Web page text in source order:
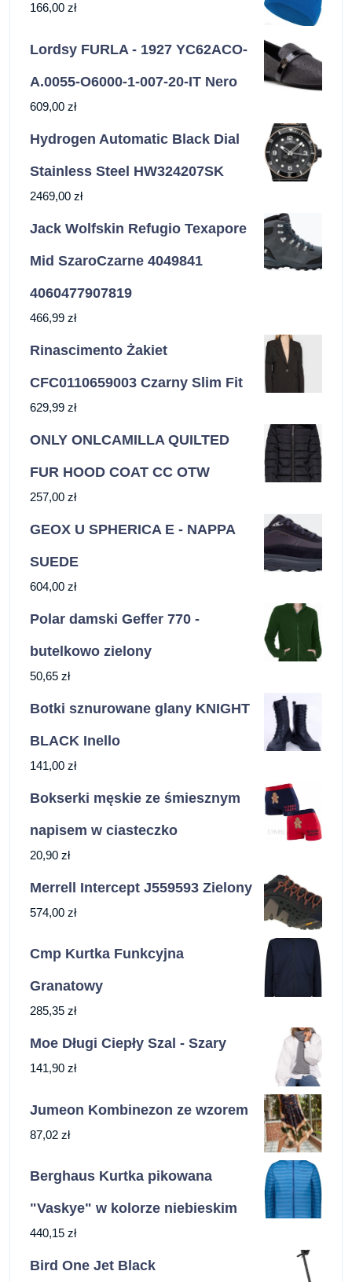
166,00 zł
Lordsy FURLA - 1927 YC62ACO-
A.0055-O6000-1-007-20-IT Nero
609,00 zł
Hydrogen Automatic Black Dial
Stainless Steel HW324207SK
2469,00 zł
Jack Wolfskin Refugio Texapore
Mid SzaroCzarne 4049841
4060477907819
466,99 zł
Rinascimento Żakiet
CFC0110659003 Czarny Slim Fit
629,99 zł
ONLY ONLCAMILLA QUILTED
FUR HOOD COAT CC OTW
257,00 zł
GEOX U SPHERICA E - NAPPA
SUEDE
604,00 zł
Polar damski Geffer 770 -
butelkowo zielony
50,65 zł
Botki sznurowane glany KNIGHT
BLACK Inello
141,00 zł
Bokserki męskie ze śmiesznym
napisem w ciasteczko
20,90 zł
Merrell Intercept J559593 Zielony
574,00 zł
Cmp Kurtka Funkcyjna
Granatowy
285,35 zł
Moe Długi Ciepły Szal - Szary
141,90 zł
Jumeon Kombinezon ze wzorem
87,02 zł
Berghaus Kurtka pikowana
"Vaskye" w kolorze niebieskim
440,15 zł
Bird One Jet Black